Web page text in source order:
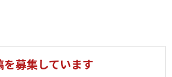
募集しています